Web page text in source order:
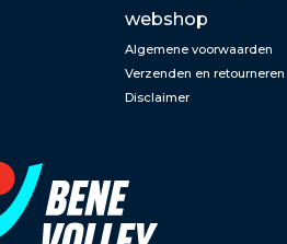
webshop
Algemene voorwaarden
Verzenden en retourneren
Disclaimer